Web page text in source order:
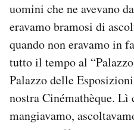
uomini che ne avevano
eravamo bramosi di
quando non eravamo in
tutto il tempo al
Palazzo delle
nostra Cinémathèque. Lì
mangiavamo,